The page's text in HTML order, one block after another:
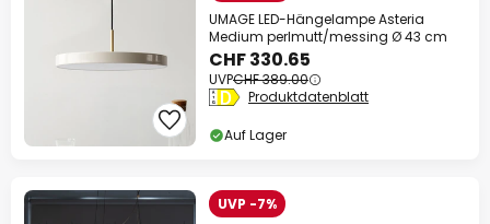
UMAGE LED-Hängelampe Asteria
Medium perlmutt/messing Ø 43 cm
CHF 330.65
UVPCHF 389.00
Produktdatenblatt
Auf Lager
UVP -7%